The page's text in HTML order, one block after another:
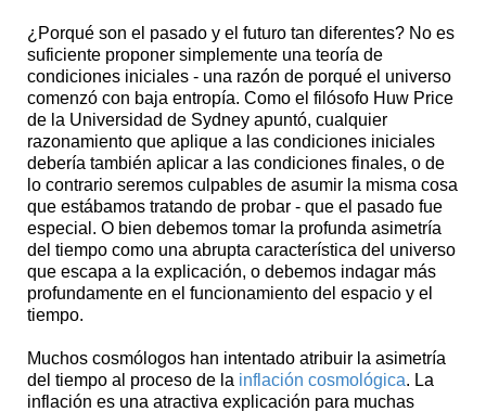
¿Porqué son el pasado y el futuro tan diferentes? No es
suficiente proponer simplemente una teoría de
condiciones iniciales - una razón de porqué el universo
comenzó con baja entropía. Como el filósofo Huw Price
de la Universidad de Sydney apuntó, cualquier
razonamiento que aplique a las condiciones iniciales
debería también aplicar a las condiciones finales, o de
lo contrario seremos culpables de asumir la misma cosa
que estábamos tratando de probar - que el pasado fue
especial. O bien debemos tomar la profunda asimetría
del tiempo como una abrupta característica del universo
que escapa a la explicación, o debemos indagar más
profundamente en el funcionamiento del espacio y el
tiempo.
Muchos cosmólogos han intentado atribuir la asimetría
del tiempo al proceso de la inflación cosmológica. La
inflación es una atractiva explicación para muchas